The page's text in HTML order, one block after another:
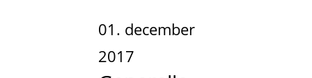
01. december
2017